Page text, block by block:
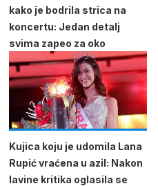
kako je bodrila strica na
koncertu: Jedan detalj
svima zapeo za oko
Kujica koju je udomila Lana
Rupić vraćena u azil: Nakon
lavine kritika oglasila se